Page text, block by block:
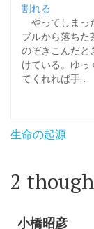
割れる
やってしまっ
ブルから落ちた
のぞきこんだと
けている。ゆっ
てくれれば手…
投
ナ
ゲ
生命の起源
2
小橋昭彦